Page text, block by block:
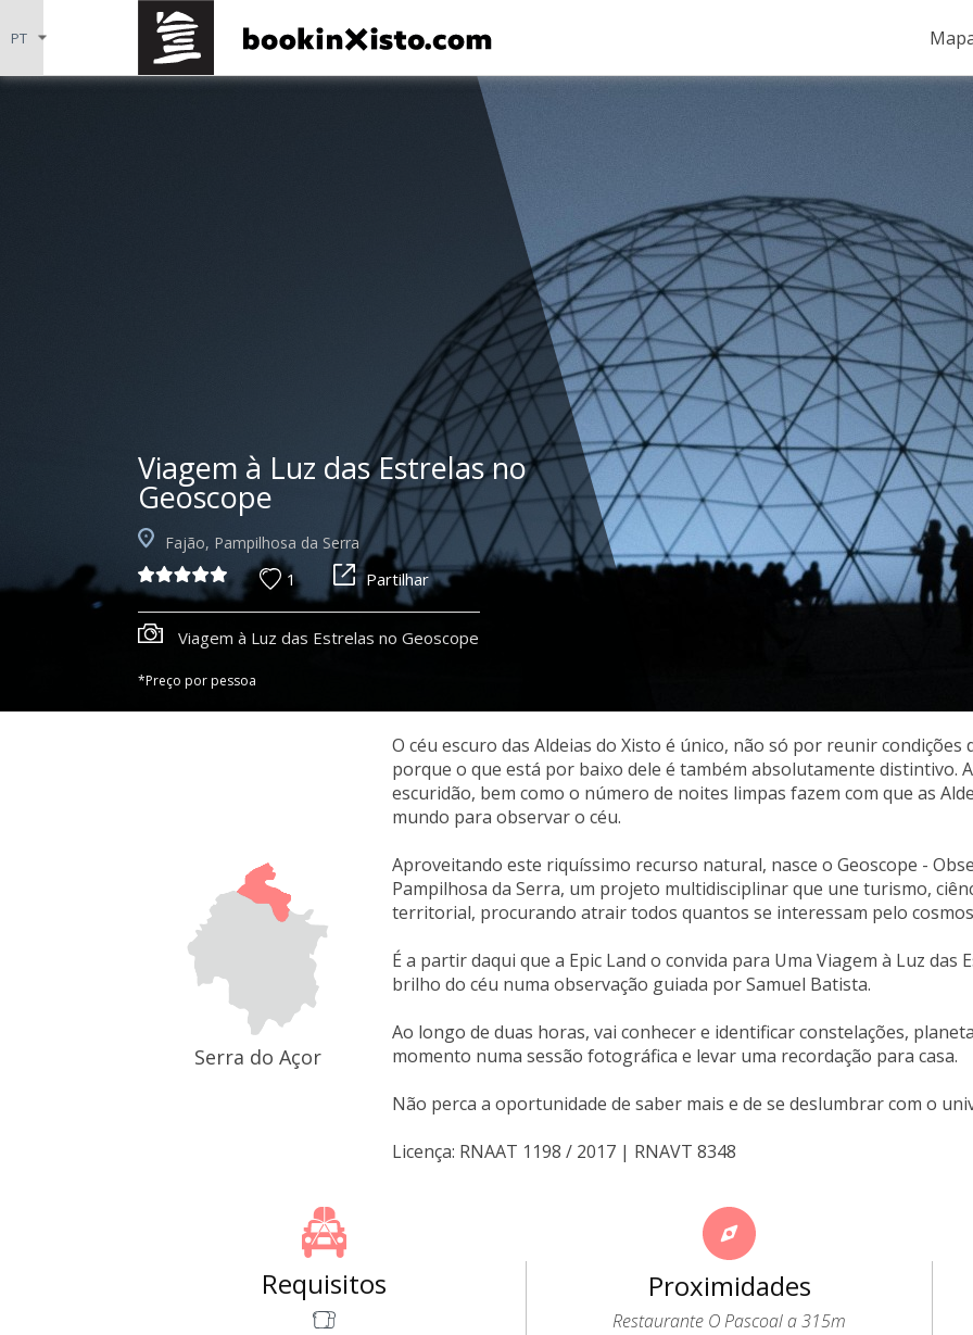
Viagem à Luz das Estrelas no
Geoscope
Fajão, Pampilhosa da Serra
1 Partilhar
Viagem à Luz das Estrelas no Geoscope
*Preço por pessoa
Serra do Açor
O céu escuro das Aldeias do Xisto é único, não só por reunir condições
porque o que está por baixo dele é também absolutamente distintivo.
escuridão, bem como o número de noites limpas fazem com que as
mundo para observar o céu.
Aproveitando este riquíssimo recurso natural, nasce o Geoscope -
Pampilhosa da Serra, um projeto multidisciplinar que une turismo,
territorial, procurando atrair todos quantos se interessam pelo
É a partir daqui que a Epic Land o convida para Uma Viagem à Luz
brilho do céu numa observação guiada por Samuel Batista.
Ao longo de duas horas, vai conhecer e identificar constelações,
momento numa sessão fotográfica e levar uma recordação para casa.
Não perca a oportunidade de saber mais e de se deslumbrar com o
Licença: RNAAT 1198 / 2017 | RNAVT 8348
Requisitos Proximidades
Restaurante O Pascoal a 315m